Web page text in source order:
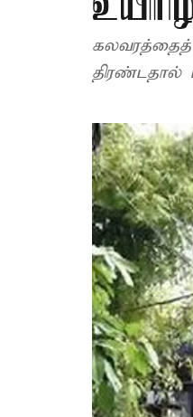
திரண்டதால்